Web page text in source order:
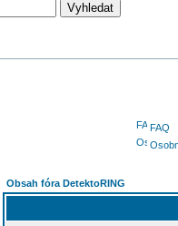
FAQ
Obsah fóra DetektoRING